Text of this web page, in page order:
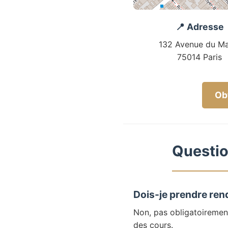
📍 Adresse
132 Avenue du
75014 Paris
Dois-je prendre
Non, pas
des cours.